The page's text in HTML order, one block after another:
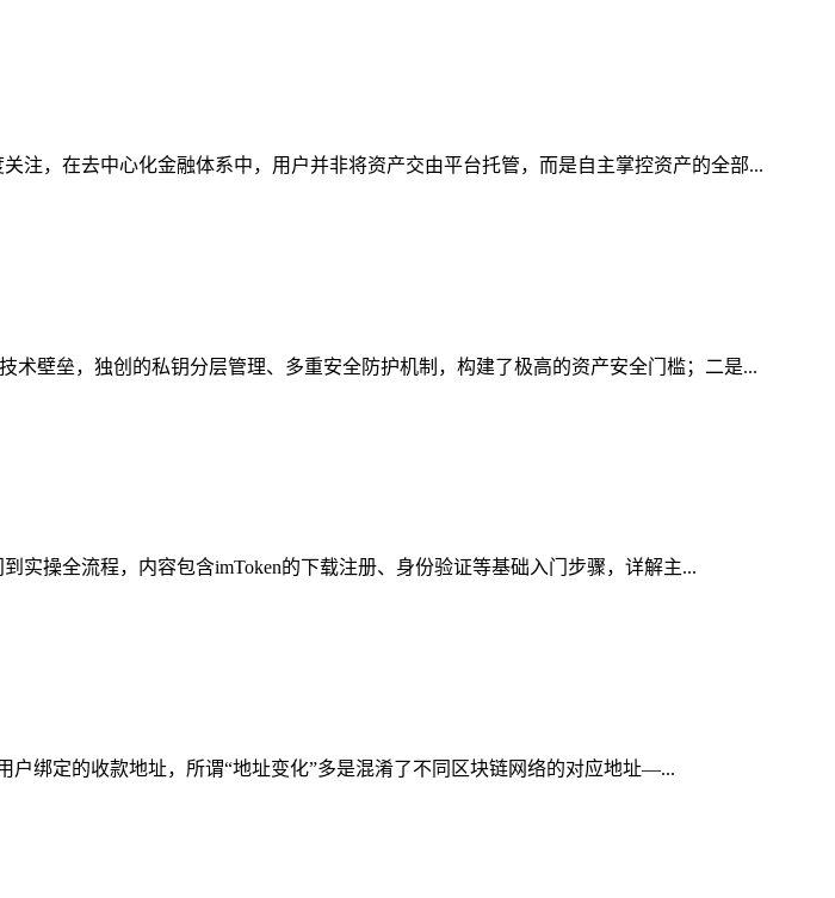
注，在去中心化金融体系中，用户并非将资产交由平台托管，而是自主掌控资产的全部...
壁垒，独创的私钥分层管理、多重安全防护机制，构建了极高的资产安全门槛；二是...
实操全流程，内容包含imToken的下载注册、身份验证等基础入门步骤，详解主...
户绑定的收款地址，所谓“地址变化”多是混淆了不同区块链网络的对应地址—...